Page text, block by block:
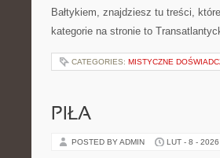
Bałtykiem, znajdziesz tu treści,
kategorie na stronie to
CATEGORIES: MISTYCZNE
PIŁA
POSTED BY ADMIN LUT - 8 - 2026